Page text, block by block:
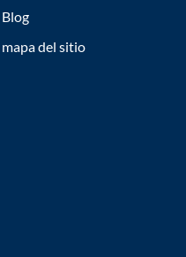
Blog
mapa del sitio